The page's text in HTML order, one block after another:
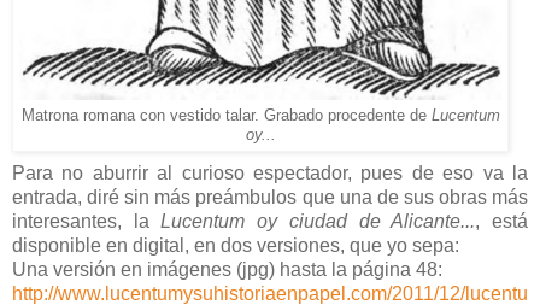
Matrona romana con vestido talar. Grabado procedente de Lucentum
oy...
Para no aburrir al curioso espectador, pues de eso va la
entrada, diré sin más preámbulos que una de sus obras más
interesantes, laLucentum oy ciudad de Alicante..., está
disponible en digital, en dos versiones, que yo sepa:
Una versión en imágenes (jpg) hasta la página 48:
http://www.lucentumysuhistoriaenpapel.com/2011/12/lucentu